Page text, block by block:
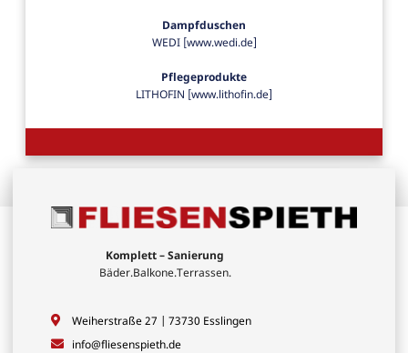
Dampfduschen
WEDI [www.wedi.de]
Pflegeprodukte
LITHOFIN [www.lithofin.de]
Komplett – Sanierung
Bäder.Balkone.Terrassen.
Weiherstraße 27 | 73730 Esslingen
info@fliesenspieth.de